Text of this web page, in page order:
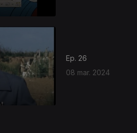
Ep. 26
08 mar. 2024